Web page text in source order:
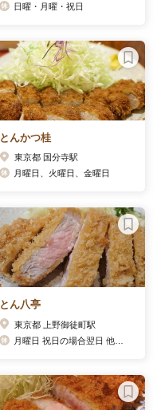
日曜・月曜・祝日
とんかつ桂
東京都 国分寺駅
月曜日、火曜日、金曜日
とん八亭
東京都 上野御徒町駅